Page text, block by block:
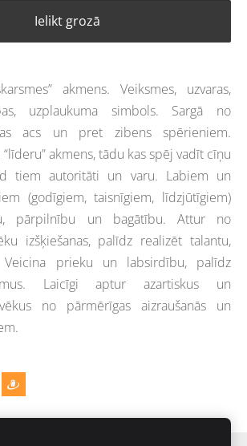
Ielikt grozā
akmens. Veiksmes, uzvaras,
uzplaukuma simbols. Sargā no
acs un pret zibens spērieniem.
akmens, tādu kas spēj vadīt cīņu
tiem autoritāti un varu. Labiem un
(godīgiem, taisnīgiem, līdzjūtīgiem)
pārpilnību un bagātību. Attur no
izšķiešanas, palīdz realizēt talantu,
Veicina prieku un labsirdību, palīdz
Laicīgi aptur azartiskus un
no pārmērīgas aizraušanās un